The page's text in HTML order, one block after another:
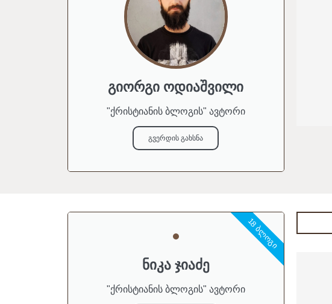
გიორგი ოდიაშვილი
"ქრისტიანის ბლოგის" ავტორი
გვერდის გახსნა
ნიკა ჯიაძე
"ქრისტიანის ბლოგის" ავტორი
18 ᲑᲚᲝᲒᲘ